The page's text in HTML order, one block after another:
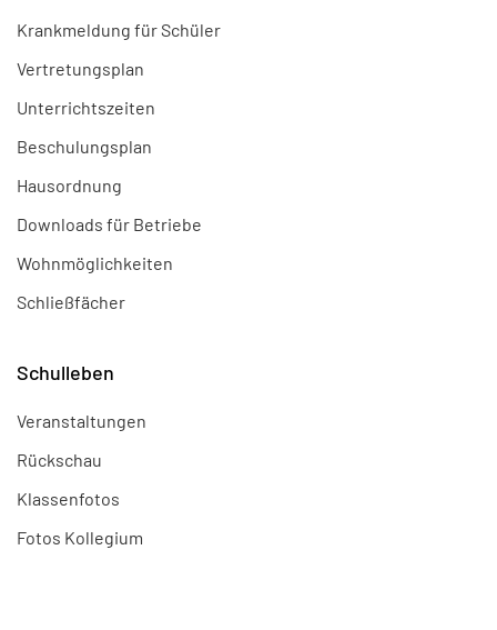
Krankmeldung für Schüler
Vertretungsplan
Unterrichtszeiten
Beschulungsplan
Hausordnung
Downloads für Betriebe
Wohnmöglichkeiten
Schließfächer
Schulleben
Veranstaltungen
Rückschau
Klassenfotos
Fotos Kollegium